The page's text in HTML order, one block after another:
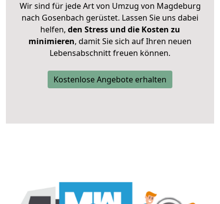
Wir sind für jede Art von Umzug von Magdeburg
nach Gosenbach gerüstet. Lassen Sie uns dabei
helfen, den Stress und die Kosten zu
minimieren, damit Sie sich auf Ihren neuen
Lebensabschnitt freuen können.
Kostenlose Angebote erhalten